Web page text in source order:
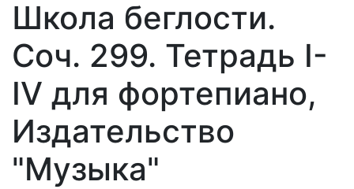
Школа беглости.
Соч. 299. Тетрадь I-
IV для фортепиано,
Издательство
"Музыка"